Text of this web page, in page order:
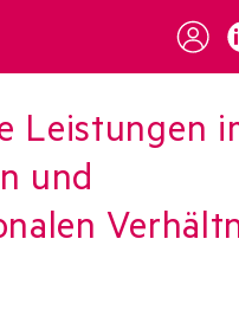
Leistungen
und